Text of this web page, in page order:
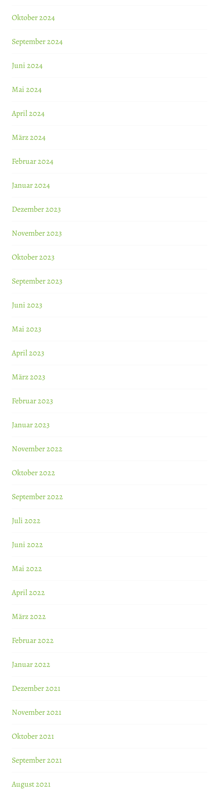
Oktober 2024
September 2024
Juni 2024
Mai 2024
April 2024
März 2024
Februar 2024
Januar 2024
Dezember 2023
November 2023
Oktober 2023
September 2023
Juni 2023
Mai 2023
April 2023
März 2023
Februar 2023
Januar 2023
November 2022
Oktober 2022
September 2022
Juli 2022
Juni 2022
Mai 2022
April 2022
März 2022
Februar 2022
Januar 2022
Dezember 2021
November 2021
Oktober 2021
September 2021
August 2021